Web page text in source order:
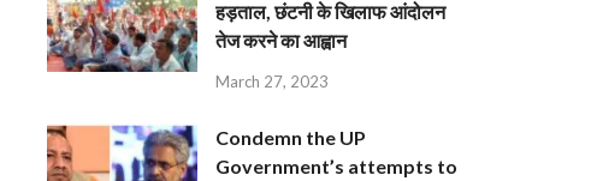
हड़ताल, छंटनी के खिलाफ आंदोलन
तेज करने का आह्वान
March 27, 2023
Condemn the UP
Government’s attempts to